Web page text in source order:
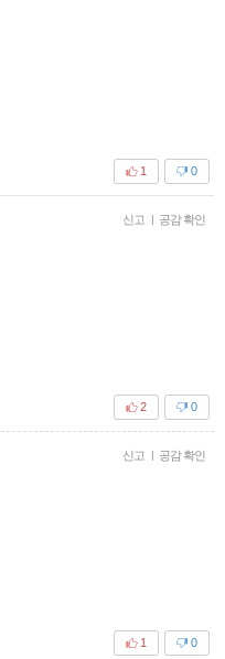
0
1
신고 | 공감 확인
0
2
신고 | 공감 확인
0
1